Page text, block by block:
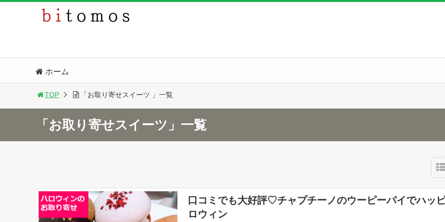
ホーム
TOP 「お取り寄せスイーツ 」一覧
「お取り寄せスイーツ」一覧
口コミでも大好評♡チャプチーノのウーピーパイでハッ
ロウィン